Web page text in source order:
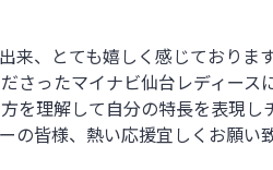
来、とても嬉しく感じております
さったマイナビ仙台レディース
を理解して自分の特長を表現
皆様、熱い応援宜しくお願い